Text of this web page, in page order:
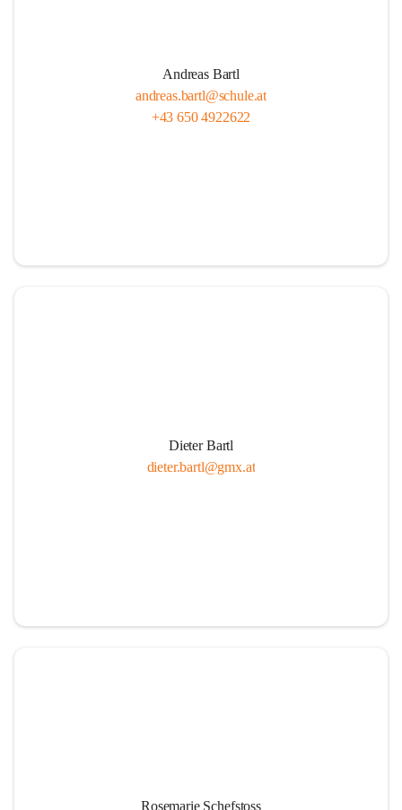
Andreas Bartl
andreas.bartl@schule.at
+43 650 4922622
Dieter Bartl
dieter.bartl@gmx.at
Rosemarie Schefstoss